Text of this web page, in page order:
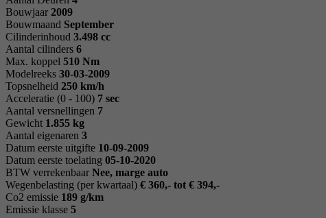
Bouwjaar 2009
Bouwmaand September
Cilinderinhoud 3.498 cc
Aantal cilinders 6
Max. koppel 510 Nm
Modelreeks 30-03-2009
Topsnelheid 250 km/h
Acceleratie (0 - 100) 7 sec
Aantal versnellingen 7
Gewicht 1.855 kg
Aantal eigenaren 3
Datum eerste uitgifte 10-09-2009
Datum eerste toelating 05-10-2020
BTW verrekenbaar Nee, marge auto
Wegenbelasting (per kwartaal) € 360,- tot € 394,-
Co2 emissie 189 g/km
Emissie klasse 5